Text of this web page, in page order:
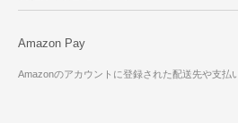
Amazon Pay
Amazonのアカウントに登録された配送先や支払